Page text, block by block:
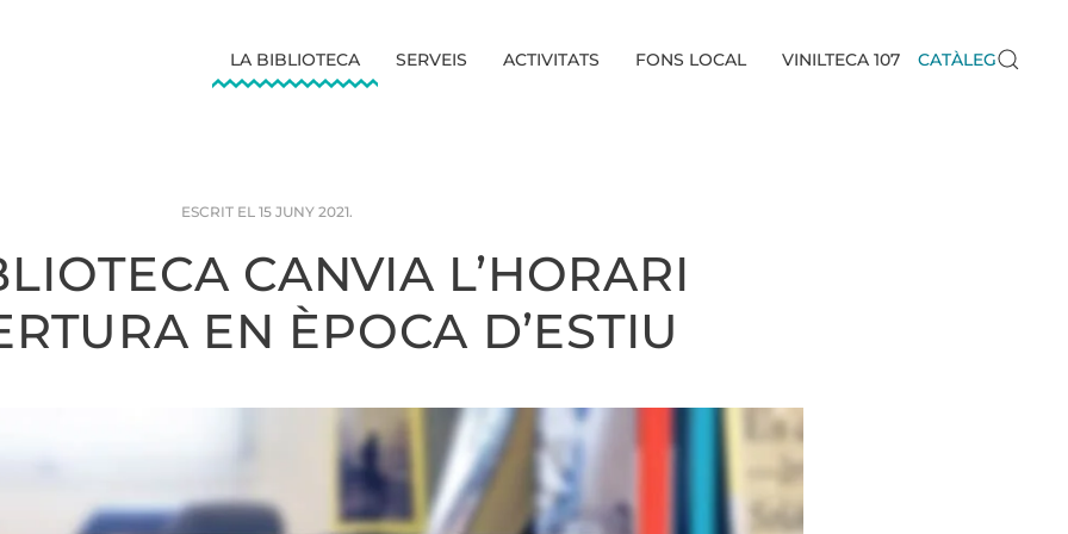
LA BIBLIOTECA SERVEIS ACTIVITATS FONS LOCAL VINILTECA 107 CATÀLEG
ESCRIT EL 15 JUNY 2021.
CANVIA L’HORARI
EN ÈPOCA D’ESTIU